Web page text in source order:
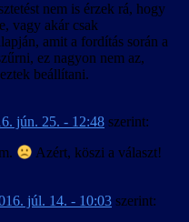
nem is érzek rá, hogy
vagy akár csak
amit a fordítás során a
ez nagyon nem az,
beállítani.
jún. 25. - 12:48 szerint:
Azért, köszi a választ!
júl. 14. - 10:03 szerint: